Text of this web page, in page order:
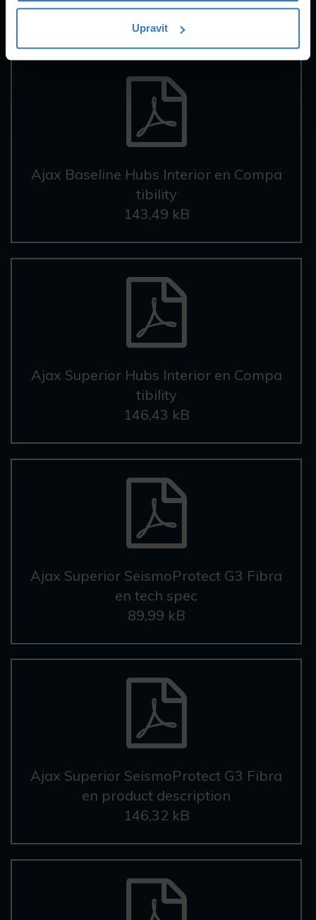
Upravit
Ajax Baseline Hubs Interior en Compa
tibility
143,49 kB
Ajax Superior Hubs Interior en Compa
tibility
146,43 kB
Ajax Superior SeismoProtect G3 Fibra
en tech spec
89,99 kB
Ajax Superior SeismoProtect G3 Fibra
en product description
146,32 kB